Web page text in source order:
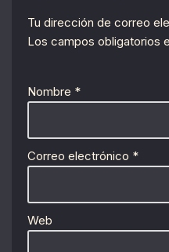
Tu dirección de correo
Los campos obligatorios
Nombre *
Correo electrónico *
Web